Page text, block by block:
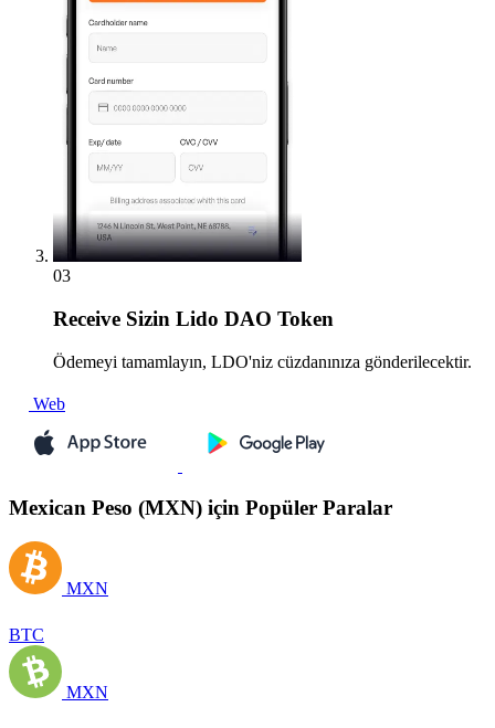
03
Receive Sizin Lido DAO Token
Ödemeyi tamamlayın, LDO'niz cüzdanınıza gönderilecektir.
Web
Mexican Peso (MXN) için Popüler Paralar
MXN
BTC
MXN